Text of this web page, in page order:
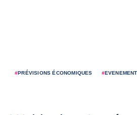
#PRÉVISIONS ÉCONOMIQUES #